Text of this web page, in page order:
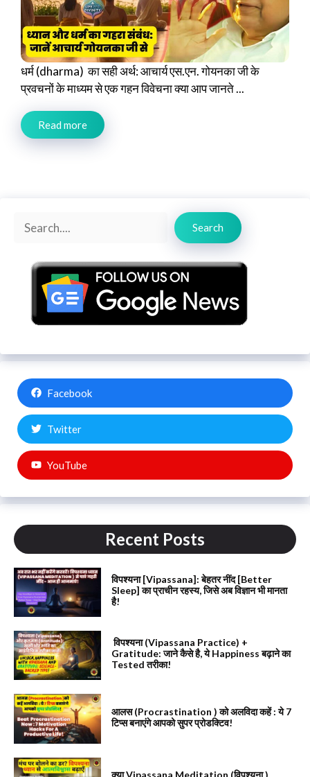
धर्म (dharma) का सही अर्थ: आचार्य एस.एन. गोयनका जी के
प्रवचनों के माध्यम से एक गहन विवेचना क्या आप जानते ...
Read more
Search
Search
Facebook
Twitter
YouTube
Recent Posts
विपश्यना [Vipassana]: बेहतर नींद [Better
Sleep] का प्राचीन रहस्य, जिसे अब विज्ञान भी मानता
है!
विपश्यना (Vipassana Practice) +
Gratitude: जाने कैसे है, ये Happiness बढ़ाने का
Tested तरीका!
आलस (Procrastination ) को अलविदा कहें : ये 7
टिप्स बनाएंगे आपको सुपर प्रोडक्टिव!
क्या Vipassana Meditation (विपश्यना )